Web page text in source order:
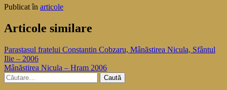
Publicat în articole
Articole similare
Navigare
în
articole
Parastasul fratelui Constantin Cobzaru, Mânăstirea Nicula, Sfântul
Ilie – 2006
Mânăstirea Nicula – Hram 2006
Caută
după: